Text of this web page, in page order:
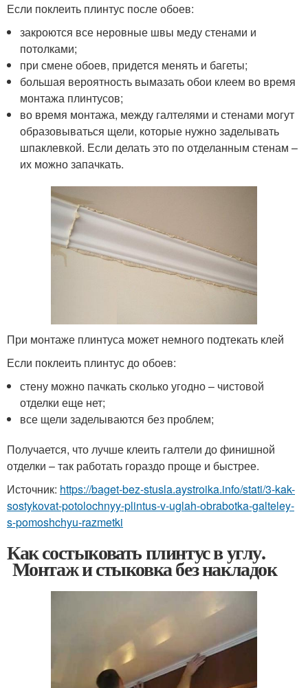
Если поклеить плинтус после обоев:
закроются все неровные швы меду стенами и
потолками;
при смене обоев, придется менять и багеты;
большая вероятность вымазать обои клеем во время
монтажа плинтусов;
во время монтажа, между галтелями и стенами могут
образовываться щели, которые нужно заделывать
шпаклевкой. Если делать это по отделанным стенам –
их можно запачкать.
При монтаже плинтуса может немного подтекать клей
Если поклеить плинтус до обоев:
стену можно пачкать сколько угодно – чистовой
отделки еще нет;
все щели заделываются без проблем;
Получается, что лучше клеить галтели до финишной
отделки – так работать гораздо проще и быстрее.
Источник: https://baget-bez-stusla.aystroika.info/stati/3-kak-
sostykovat-potolochnyy-plintus-v-uglah-obrabotka-galteley-
s-pomoshchyu-razmetki
Как состыковать плинтус в углу.
Монтаж и стыковка без накладок